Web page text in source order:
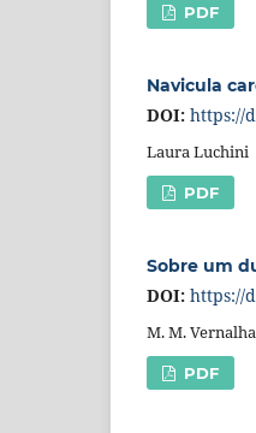
PDF
Navicula
DOI: https://
Laura Luchini
PDF
Sobre um
DOI: https://
M. M.
PDF